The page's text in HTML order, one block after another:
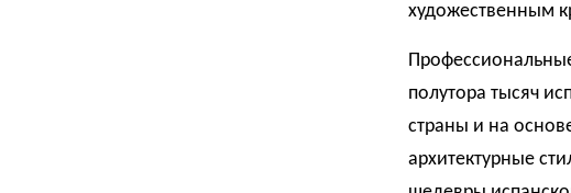
художественным
полутора тысяч
страны и на
архитектурные